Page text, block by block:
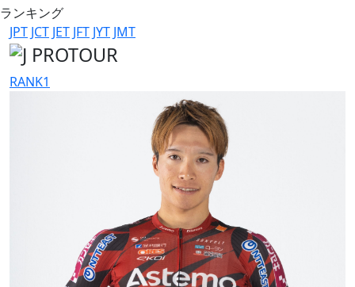
ランキング
JPT JCT JET JFT JYT JMT
RANK1